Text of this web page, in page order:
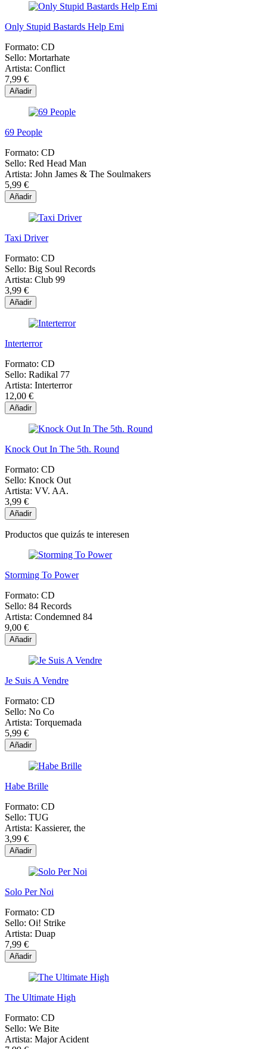
Only Stupid Bastards Help Emi
Formato: CD
Sello: Mortarhate
Artista: Conflict
7,99 €
Añadir
69 People
Formato: CD
Sello: Red Head Man
Artista: John James & The Soulmakers
5,99 €
Añadir
Taxi Driver
Formato: CD
Sello: Big Soul Records
Artista: Club 99
3,99 €
Añadir
Interterror
Formato: CD
Sello: Radikal 77
Artista: Interterror
12,00 €
Añadir
Knock Out In The 5th. Round
Formato: CD
Sello: Knock Out
Artista: VV. AA.
3,99 €
Añadir
Productos que quizás te interesen
Storming To Power
Formato: CD
Sello: 84 Records
Artista: Condemned 84
9,00 €
Añadir
Je Suis A Vendre
Formato: CD
Sello: No Co
Artista: Torquemada
5,99 €
Añadir
Habe Brille
Formato: CD
Sello: TUG
Artista: Kassierer, the
3,99 €
Añadir
Solo Per Noi
Formato: CD
Sello: Oi! Strike
Artista: Duap
7,99 €
Añadir
The Ultimate High
Formato: CD
Sello: We Bite
Artista: Major Acident